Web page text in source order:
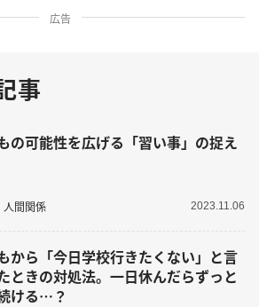
広告
事
の可能性を広げる「習い事」の捉え
人間関係 2023.11.06
から「今日学校行きたくない」と言
ときの対処法。一日休んだらずっと
ける…？